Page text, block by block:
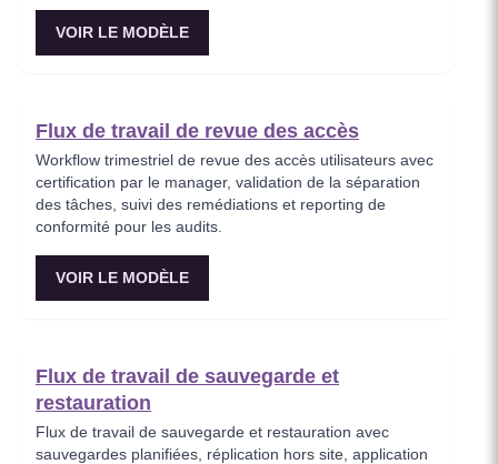
VOIR LE MODÈLE
Flux de travail de revue des accès
Workflow trimestriel de revue des accès utilisateurs avec
certification par le manager, validation de la séparation
des tâches, suivi des remédiations et reporting de
conformité pour les audits.
VOIR LE MODÈLE
Flux de travail de sauvegarde et
restauration
Flux de travail de sauvegarde et restauration avec
sauvegardes planifiées, réplication hors site, application